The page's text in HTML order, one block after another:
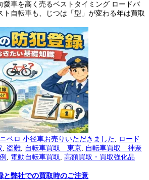
愛車を高く売るベストタイミング ロードバ
ト自転車も、じつは「型」が変わる年は買取
ベロ 小径車お売りいただきました, ロード
, 盗難, 自転車買取 東京, 自転車買取 神奈
, 電動自転車買取 , 高額買取・買取強化品
と弊社での買取時のご注意